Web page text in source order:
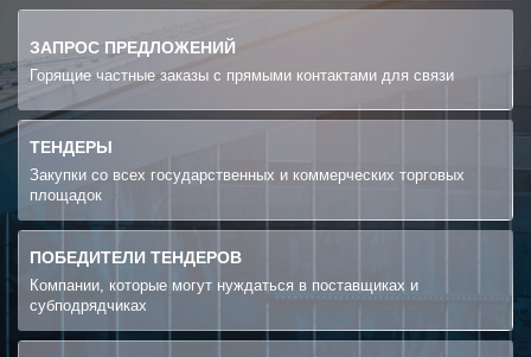
ЗАПРОС ПРЕДЛОЖЕНИЙ
Горящие частные заказы с прямыми контактами для связи
ТЕНДЕРЫ
Закупки со всех государственных и коммерческих торговых
площадок
ПОБЕДИТЕЛИ ТЕНДЕРОВ
Компании, которые могут нуждаться в поставщиках и
субподрядчиках